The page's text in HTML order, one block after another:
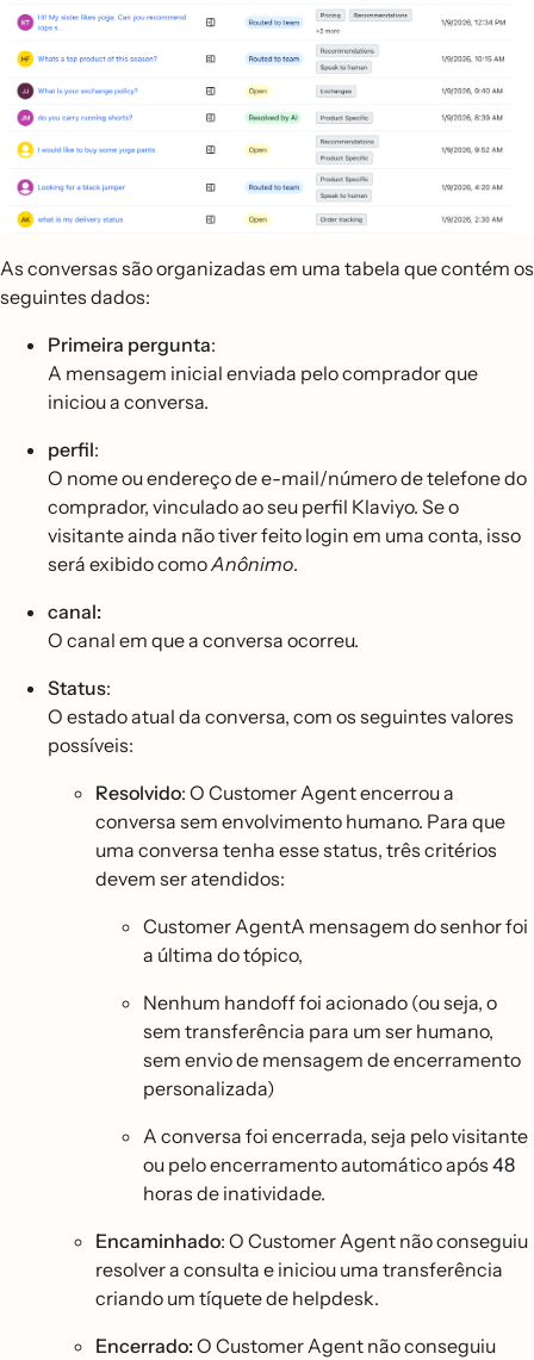
As conversas são organizadas em uma tabela que contém os
seguintes dados:
Primeira pergunta:
A mensagem inicial enviada pelo comprador que
iniciou a conversa.
perfil:
O nome ou endereço de e-mail/número de telefone do
comprador, vinculado ao seu perfil Klaviyo. Se o
visitante ainda não tiver feito login em uma conta, isso
será exibido comoAnônimo.
canal:
O canal em que a conversa ocorreu.
Status:
O estado atual da conversa, com os seguintes valores
possíveis:
Resolvido: O Customer Agent encerrou a
conversa sem envolvimento humano. Para que
uma conversa tenha esse status, três critérios
devem ser atendidos:
Customer AgentA mensagem do senhor foi
a última do tópico,
Nenhum handoff foi acionado (ou seja, o
sem transferência para um ser humano,
sem envio de mensagem de encerramento
personalizada)
A conversa foi encerrada, seja pelo visitante
ou pelo encerramento automático após 48
horas de inatividade.
Encaminhado: O Customer Agent não conseguiu
resolver a consulta e iniciou uma transferência
criando um tíquete de helpdesk.
Encerrado:O Customer Agent não conseguiu